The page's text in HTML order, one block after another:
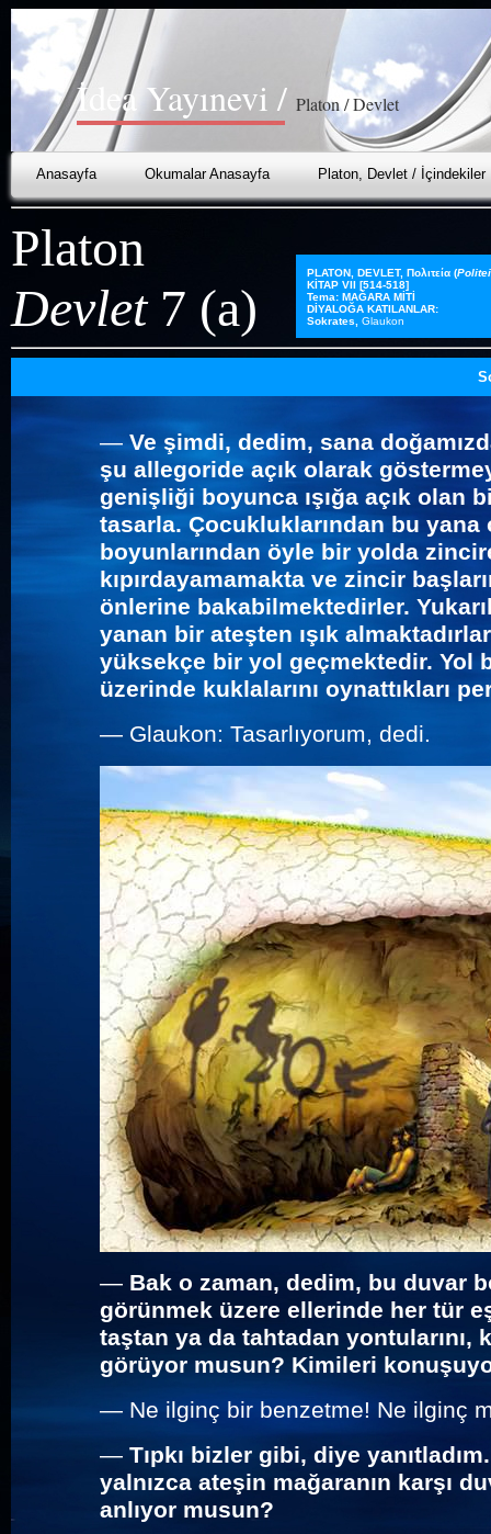
İdea Yayınevi / Platon / Devlet
Anasayfa Okumalar Anasayfa Platon, Devlet / İçindekiler
Platon
Devlet7 (a)
PLATON, DEVLET, Πολιτεία (
KİTAP VII [514-518]
Tema: MAĞARA MİTİ
DİYALOĞA KATILANLAR:
Sokrates
Glaukon
—Ve şimdi, dedim, sana
şu allegoride açık olarak
genişliği boyunca ışığa açık olan
tasarla. Çocukluklarından bu yana
boyunlarından öyle bir yolda
kıpırdayamamakta ve zincir
önlerine bakabilmektedirler.
yanan bir ateşten ışık
yüksekçe bir yol geçmektedir. Yol
üzerinde kuklalarını oynattıkları
— Glaukon: Tasarlıyorum, dedi.
— Bak o zaman, dedim, bu duvar
görünmek üzere ellerinde her tür
taştan ya da tahtadan yontularını,
görüyor musun? Kimileri
— Ne ilginç bir benzetme! Ne ilginç
— Tıpkı bizler gibi, diye
yalnızca ateşin mağaranın karşı
anlıyor musun?